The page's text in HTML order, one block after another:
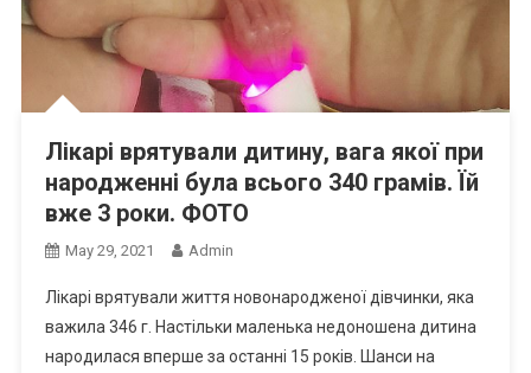
Лікарі врятували дитину, вага якої при
народженні була всього 340 грамів. Їй
вже 3 роки. ФОТО
May 29, 2021 Admin
Лікарі врятували життя новонародженої дівчинки, яка
важила 346 г. Настільки маленька недоношена дитина
народилася вперше за останні 15 років. Шанси на